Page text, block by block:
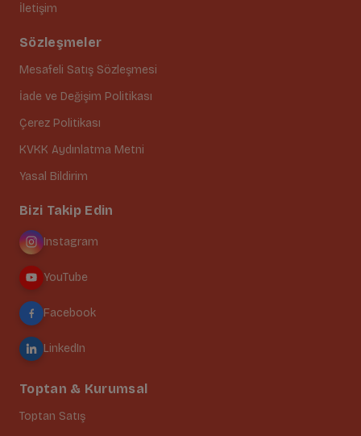
İletişim
Sözleşmeler
Mesafeli Satış Sözleşmesi
İade ve Değişim Politikası
Çerez Politikası
KVKK Aydınlatma Metni
Yasal Bildirim
Bizi Takip Edin
Instagram
YouTube
Facebook
LinkedIn
Toptan & Kurumsal
Toptan Satış